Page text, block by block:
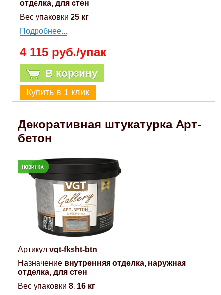
отделка, для стен
Вес упаковки 25 кг
Подробнее...
4 115 руб./упак
В корзину
Декоративная штукатурка Арт-
бетон
Артикул vgt-fksht-btn
Назначение внутренняя отделка, наружная
отделка, для стен
Вес упаковки 8, 16 кг